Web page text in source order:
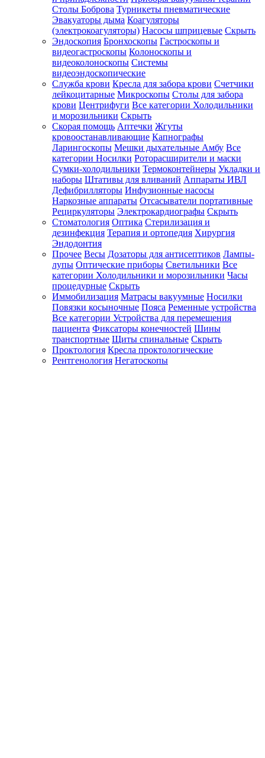
Столы Боброва Турникеты пневматические
Эвакуаторы дыма Коагуляторы
(электрокоагуляторы) Насосы шприцевые Скрыть
Эндоскопия Бронхоскопы Гастроскопы и
видеогастроскопы Колоноскопы и
видеоколоноскопы Системы
видеоэндоскопические
Служба крови Кресла для забора крови Счетчики
лейкоцитарные Микроскопы Столы для забора
крови Центрифуги Все категории Холодильники
и морозильники Скрыть
Скорая помощь Аптечки Жгуты
кровоостанавливающие Капнографы
Ларингоскопы Мешки дыхательные Амбу Все
категории Носилки Роторасширители и маски
Сумки-холодильники Термоконтейнеры Укладки и
наборы Штативы для вливаний Аппараты ИВЛ
Дефибрилляторы Инфузионные насосы
Наркозные аппараты Отсасыватели портативные
Рециркуляторы Электрокардиографы Скрыть
Стоматология Оптика Стерилизация и
дезинфекция Терапия и ортопедия Хирургия
Эндодонтия
Прочее Весы Дозаторы для антисептиков Лампы-
лупы Оптические приборы Светильники Все
категории Холодильники и морозильники Часы
процедурные Скрыть
Иммобилизация Матрасы вакуумные Носилки
Повязки косыночные Пояса Ременные устройства
Все категории Устройства для перемещения
пациента Фиксаторы конечностей Шины
транспортные Щиты спинальные Скрыть
Проктология Кресла проктологические
Рентгенология Негатоскопы